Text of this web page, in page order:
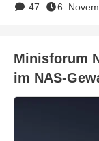
47 6.
Minisforum
im NAS-